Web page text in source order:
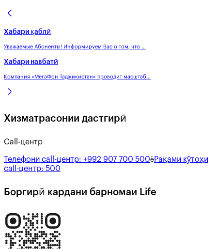
Хабари қаблӣ
Уважаемые Абоненты! Информируем Вас о том, что ...
Хабари навбатӣ
Компания «МегаФон Таджикистан» проводит масштаб...
Хизматрасонии дастгирӣ
Call-центр
Телефони call-центр: +992 907 700 500ёРақами кӯтоҳи
call-центр: 500
Боргирӣ кардани барномаи Life